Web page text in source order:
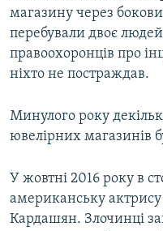
магазину через
перебували двоє
правоохоронців про
ніхто не постраждав.
Минулого року
ювелірних магазинів
У жовтні 2016 року в
американську
Кардашян. Злочинці